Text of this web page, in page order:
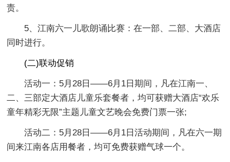
责。
5、江南六一儿歌朗诵比赛：在一部、二部、大酒店
同时进行。
(二)联动促销
活动一：5月28日——6月1日期间，凡在江南一、
二、三部定大酒店儿童乐套餐者，均可获赠大酒店“欢乐
童年精彩无限”主题儿童文艺晚会免费门票一张;
活动二：5月28日——6月1日活动期间，凡在六一期
间来江南各店用餐者，均可免费获赠气球一个。